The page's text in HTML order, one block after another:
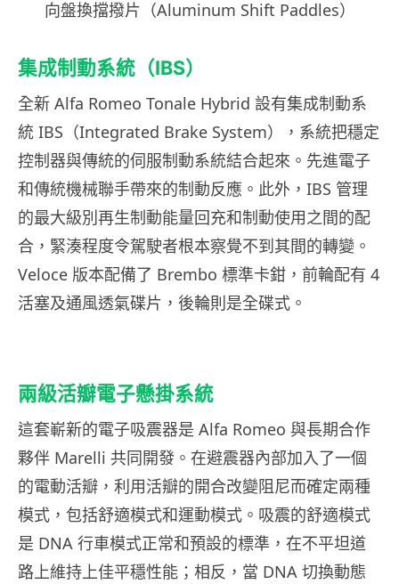
向盤換擋撥片（Aluminum Shift Paddles）
集成制動系統（IBS）
全新 Alfa Romeo Tonale Hybrid 設有集成制動系
統 IBS（Integrated Brake System），系統把穩定
控制器與傳統的伺服制動系統結合起來。先進電子
和傳統機械聯手帶來的制動反應。此外，IBS 管理
的最大級別再生制動能量回充和制動使用之間的配
合，緊湊程度令駕駛者根本察覺不到其間的轉變。
Veloce 版本配備了 Brembo 標準卡鉗，前輪配有 4
活塞及通風透氣碟片，後輪則是全碟式。
兩級活瓣電子懸掛系統
這套嶄新的電子吸震器是 Alfa Romeo 與長期合作
夥伴 Marelli 共同開發。在避震器內部加入了一個
的電動活瓣，利用活瓣的開合改變阻尼而確定兩種
模式，包括舒適模式和運動模式。吸震的舒適模式
是 DNA 行車模式正常和預設的標準，在不平坦道
路上維持上佳平穩性能；相反，當 DNA 切換動態